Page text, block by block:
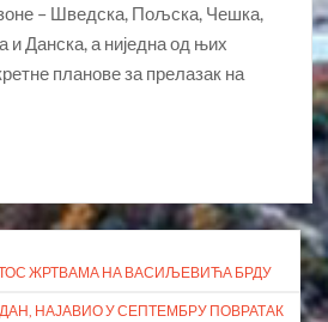
– Шведска, Пољска, Чешка,
и Данска, а ниједна од њих
планове за прелазак на
ЖРТВАМА НА ВАСИЉЕВИЋА БРДУ
НАЈАВИО У СЕПТЕМБРУ ПОВРАТАК